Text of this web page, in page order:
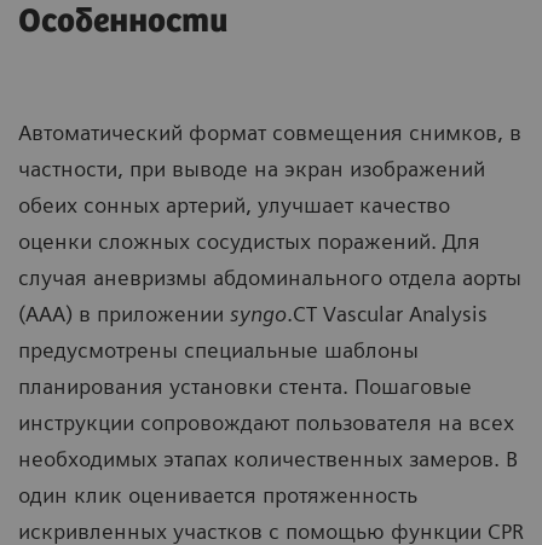
Особенности
Автоматический формат совмещения снимков, в
частности, при выводе на экран изображений
обеих сонных артерий, улучшает качество
оценки сложных сосудистых поражений. Для
случая аневризмы абдоминального отдела аорты
(AAA) в приложении syngo.CT Vascular Analysis
предусмотрены специальные шаблоны
планирования установки стента. Пошаговые
инструкции сопровождают пользователя на всех
необходимых этапах количественных замеров. В
один клик оценивается протяженность
искривленных участков с помощью функции CPR